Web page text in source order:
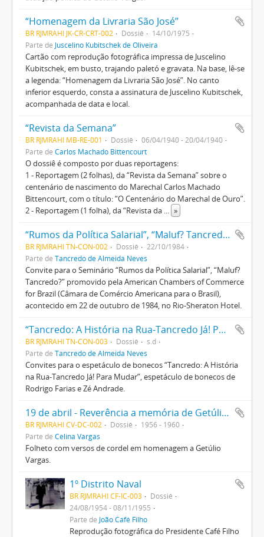
“Homenagem da Livraria São José”
BR RJMRAHI JK-CR-CRT-002 Dossiê
14/10/1975
Parte de Juscelino Kubitschek de Oliveira
Cartão com reprodução fotográfica impressa de Juscelino
Kubitschek, em busto, trajando paletó e gravata. Na base, lê-se
a legenda: “Homenagem da Livraria São José”. No canto
inferior esquerdo, consta a assinatura de Juscelino Kubitschek,
acompanhada de data e local.
“Revista da Semana”
BR RJMRAHI MB-RE-001 Dossiê
06/04/1940 - 20/04/1940
Parte de Carlos Machado Bittencourt
O dossiê é composto por duas reportagens:
1 - Reportagem (2 folhas), da “Revista da Semana” sobre o
centenário de nascimento do Marechal Carlos Machado
Bittencourt, com o título: “O Centenário do Marechal de Ouro”.
2 - Reportagem (1 folha), da “Revista da ... »
“Rumos da Política Salarial”, “Maluf? Tancredo?”
BR RJMRAHI TN-CON-002 Dossiê
22/10/1984
Parte de Tancredo de Almeida Neves
Convite para o Seminário “Rumos da Política Salarial”, “Maluf?
Tancredo?” promovido pela American Chambers of Commerce
for Brazil (Câmara de Comércio Americana para o Brasil),
acontecido em 22 de outubro de 1984, no Rio-Sheraton Hotel.
“Tancredo: A História na Rua-Tancredo Já! Para Mudar”
BR RJMRAHI TN-CON-003 Dossiê
s.d
Parte de Tancredo de Almeida Neves
Convites para o espetáculo de bonecos “Tancredo: A História
na Rua-Tancredo Já! Para Mudar”, espetáculo de bonecos de
Rodrigo Farias e Zé Andrade.
19 de abril - Reverência a memória de Getúlio Vargas
BR RJMRAHI CV-DC-002 Dossiê
1956 - 1960
Parte de Celina Vargas
Folheto com versos de cordel em homenagem a Getúlio
Vargas.
1º Distrito Naval
BR RJMRAHI CF-IC-003
Dossiê
24/08/1954 - 08/11/1955
Parte de João Café Filho
Reprodução fotográfica do Presidente Café Filho